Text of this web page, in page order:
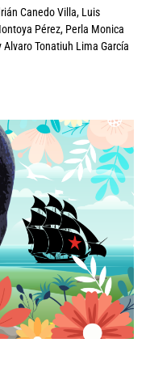
Canedo Villa, Luis
Pérez, Perla Monica
Alvaro Tonatiuh Lima García